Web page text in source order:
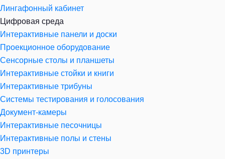
Лингафонный кабинет
Цифровая среда
Интерактивные панели и доски
Проекционное оборудование
Сенсорные столы и планшеты
Интерактивные стойки и книги
Интерактивные трибуны
Системы тестирования и голосования
Документ-камеры
Интерактивные песочницы
Интерактивные полы и стены
3D принтеры